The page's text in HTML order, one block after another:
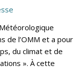
de l’OMM et a pour
du climat et de
». À cette